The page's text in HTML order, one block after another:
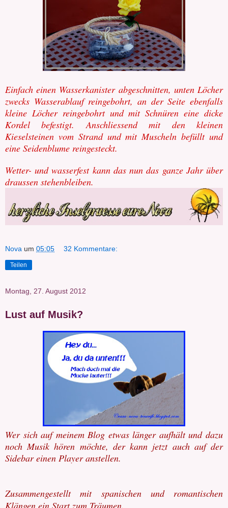
Einfach einen Wasserkanister abgeschnitten, unten Löcher
zwecks Wasserablauf reingebohrt, an der Seite ebenfalls
kleine Löcher reingebohrt und mit Schnüren eine dicke
Kordel befestigt. Anschliessend mit den kleinen
Kieselsteinen vom Strand und mit Muscheln befüllt und
eine Seidenblume reingesteckt.
Wetter- und wasserfest kann das nun das ganze Jahr über
draussen stehenbleiben.
Nova um 05:05 32 Kommentare:
Teilen
Montag, 27. August 2012
Lust auf Musik?
Wer sich auf meinem Blog etwas länger aufhält und dazu
noch Musik hören möchte, der kann jetzt auch auf der
Sidebar einen Player anstellen.
Zusammengestellt mit spanischen und romantischen
Klängen ein Start zum Träumen.